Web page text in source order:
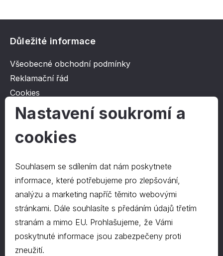
Důležité informace
Všeobecné obchodní podmínky
Reklamační řád
Cookies
Ochrana osobních údajů
O společnosti
Kontakt
O nás
Kontakty
577 222 666
©2024 PD-HRAPA s.r.o.
Nastavení soukromí a
cookies
Souhlasem se sdílením dat nám poskytnete
informace, které potřebujeme pro zlepšování,
analýzu a marketing napříč těmito webovými
stránkami. Dále souhlasíte s předáním údajů třetím
stranám a mimo EU. Prohlašujeme, že Vámi
poskytnuté informace jsou zabezpečeny proti
zneužití.